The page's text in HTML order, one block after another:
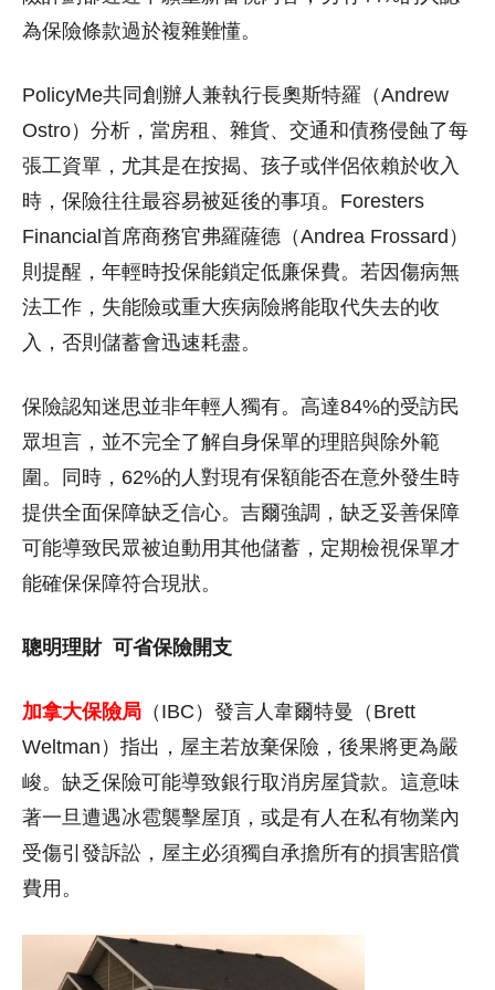
為保險條款過於複雜難懂。
PolicyMe共同創辦人兼執行長奧斯特羅（Andrew
Ostro）分析，當房租、雜貨、交通和債務侵蝕了每
張工資單，尤其是在按揭、孩子或伴侶依賴於收入
時，保險往往最容易被延後的事項。Foresters
Financial首席商務官弗羅薩德（Andrea Frossard）
則提醒，年輕時投保能鎖定低廉保費。若因傷病無
法工作，失能險或重大疾病險將能取代失去的收
入，否則儲蓄會迅速耗盡。
保險認知迷思並非年輕人獨有。高達84%的受訪民
眾坦言，並不完全了解自身保單的理賠與除外範
圍。同時，62%的人對現有保額能否在意外發生時
提供全面保障缺乏信心。吉爾強調，缺乏妥善保障
可能導致民眾被迫動用其他儲蓄，定期檢視保單才
能確保保障符合現狀。
聰明理財可省保險開支
加拿大保險局 （IBC）發言人韋爾特曼（Brett
Weltman）指出，屋主若放棄保險，後果將更為嚴
峻。缺乏保險可能導致銀行取消房屋貸款。這意味
著一旦遭遇冰雹襲擊屋頂，或是有人在私有物業內
受傷引發訴訟，屋主必須獨自承擔所有的損害賠償
費用。